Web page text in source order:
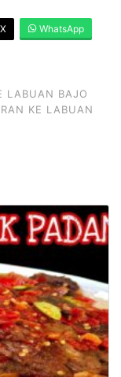
WhatsApp
LABUAN BAJO
KE LABUAN